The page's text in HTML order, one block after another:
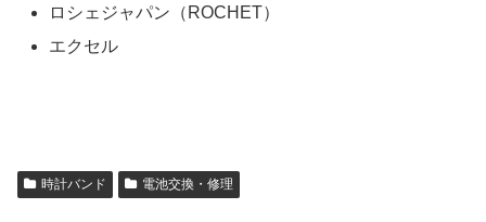
ロシェジャパン（ROCHET）
エクセル
時計バンド 電池交換・修理